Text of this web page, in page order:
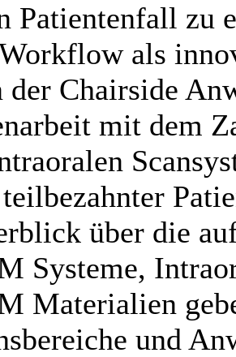
Patientenfall zu
als
Chairside
mit dem
über die
Systeme,
Materialien
und